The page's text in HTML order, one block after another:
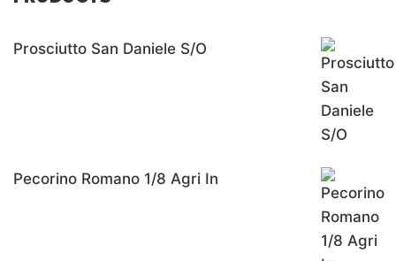
Prosciutto San Daniele S/o
Pecorino Romano 1/8 Agri In